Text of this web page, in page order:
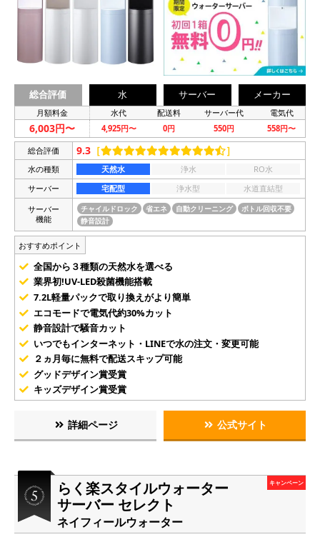
総合評価 水 サーバー メーカー
月額料金 水代 配送料 サーバー代 電気代
6,003円〜 4,925円〜 0円 550円 558円〜
総合評価 9.3 ［ ］
水の種類 天然水 浄水
RO水
サーバー
宅配型 浄水型
水道直結型
サーバー
機能
チャイルドロック 省エネ 自動クリーニング
ボトル回収不要
静音設計
おすすめポイント
全国から３種類の天然水を選べる
業界初!UV-LED殺菌機能搭載
7.2L軽量パックで取り換えがより簡単
エコモードで電気代約30%カット
静音設計で騒音カット
いつでもインターネット・LINEで水の注文・変更可能
２ヵ月毎に無料で配送スキップ可能
グッドデザイン賞受賞
キッズデザイン賞受賞
詳細ページ 公式サイト
らく楽スタイルウォーター
サーバー セレクト
ネイフィールウォーター
キャンペーン